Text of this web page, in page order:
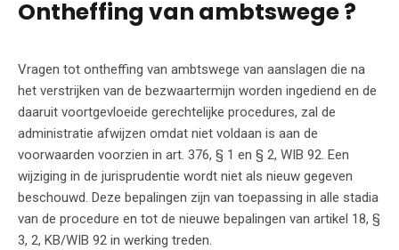
Ontheffing van ambtswege ?
Vragen tot ontheffing van ambtswege van aanslagen die na
het verstrijken van de bezwaartermijn worden ingediend en de
daaruit voortgevloeide gerechtelijke procedures, zal de
administratie afwijzen omdat niet voldaan is aan de
voorwaarden voorzien in art. 376, § 1 en § 2, WIB 92. Een
wijziging in de jurisprudentie wordt niet als nieuw gegeven
beschouwd. Deze bepalingen zijn van toepassing in alle stadia
van de procedure en tot de nieuwe bepalingen van artikel 18, §
3, 2, KB/WIB 92 in werking treden.